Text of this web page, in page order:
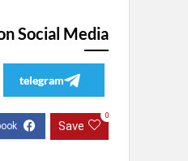
Social Media
telegram
Save
0